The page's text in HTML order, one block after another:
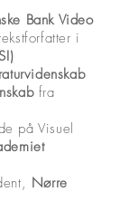
Bank Video
i
fra
på Visuel
Nørre